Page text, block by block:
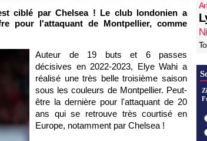
ciblé par Chelsea ! Le club londonien a
pour l'attaquant de Montpellier, comme
Auteur de 19 buts et 6 passes
décisives en 2022-2023, Elye Wahi a
réalisé une très belle troisième saison
sous les couleurs de Montpellier. Peut-
être la dernière pour l'attaquant de 20
ans qui se retrouve très courtisé en
Europe, notamment par Chelsea !